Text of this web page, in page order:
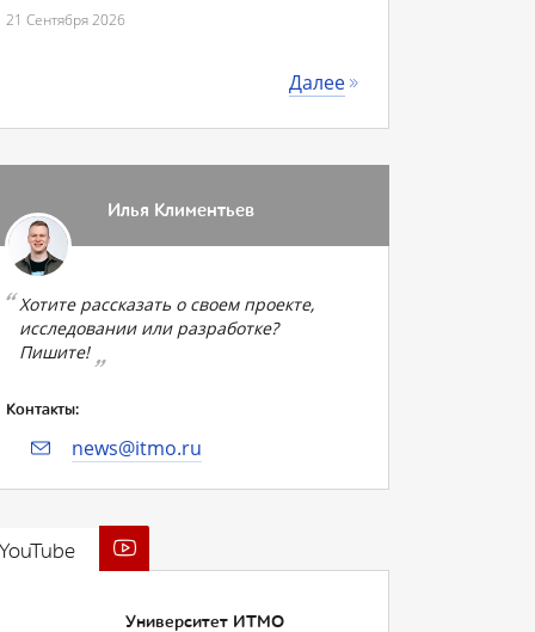
21 Сентября 2026
Далее
Илья Климентьев
Хотите рассказать о своем проекте,
исследовании или разработке?
Пишите!
Контакты:
news@itmo.ru
Университет ИТМО